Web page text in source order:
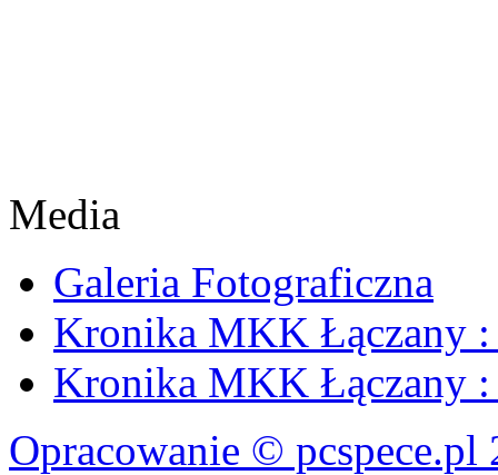
Media
Galeria Fotograficzna
Kronika MKK Łączany :
Kronika MKK Łączany :
Opracowanie © pcspece.pl